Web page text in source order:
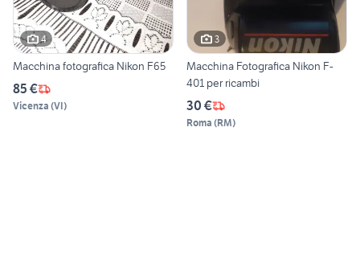
4
Macchina fotografica Nikon F65
85 €
Vicenza (VI)
3
Macchina Fotografica Nikon F-
401 per ricambi
30 €
Roma (RM)